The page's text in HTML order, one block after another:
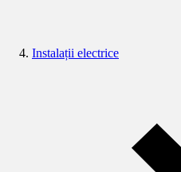
Instalații electrice